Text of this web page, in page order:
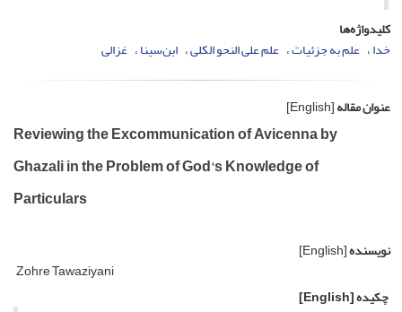
کلیدواژه‌ها
خدا علم به جزئیات علم علی النحو ‌الکلی ابن‌سینا غزالی
عنوان مقاله[English]
Reviewing the Excommunication of Avicenna by
Ghazali in the Problem of God's Knowledge of
Particulars
نویسنده[English]
Zohre Tawaziyani
چکیده[English]